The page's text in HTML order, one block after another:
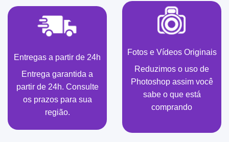
Entregas a partir de 24h
Entrega garantida a
partir de 24h. Consulte
os prazos para sua
região.
Fotos e Vídeos Originais
Reduzimos o uso de
Photoshop assim você
sabe o que está
comprando